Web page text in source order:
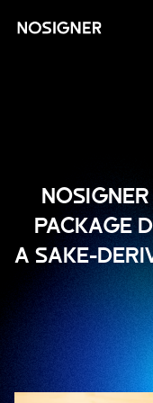
الرئيسية
PACKAGE
A SAKE-